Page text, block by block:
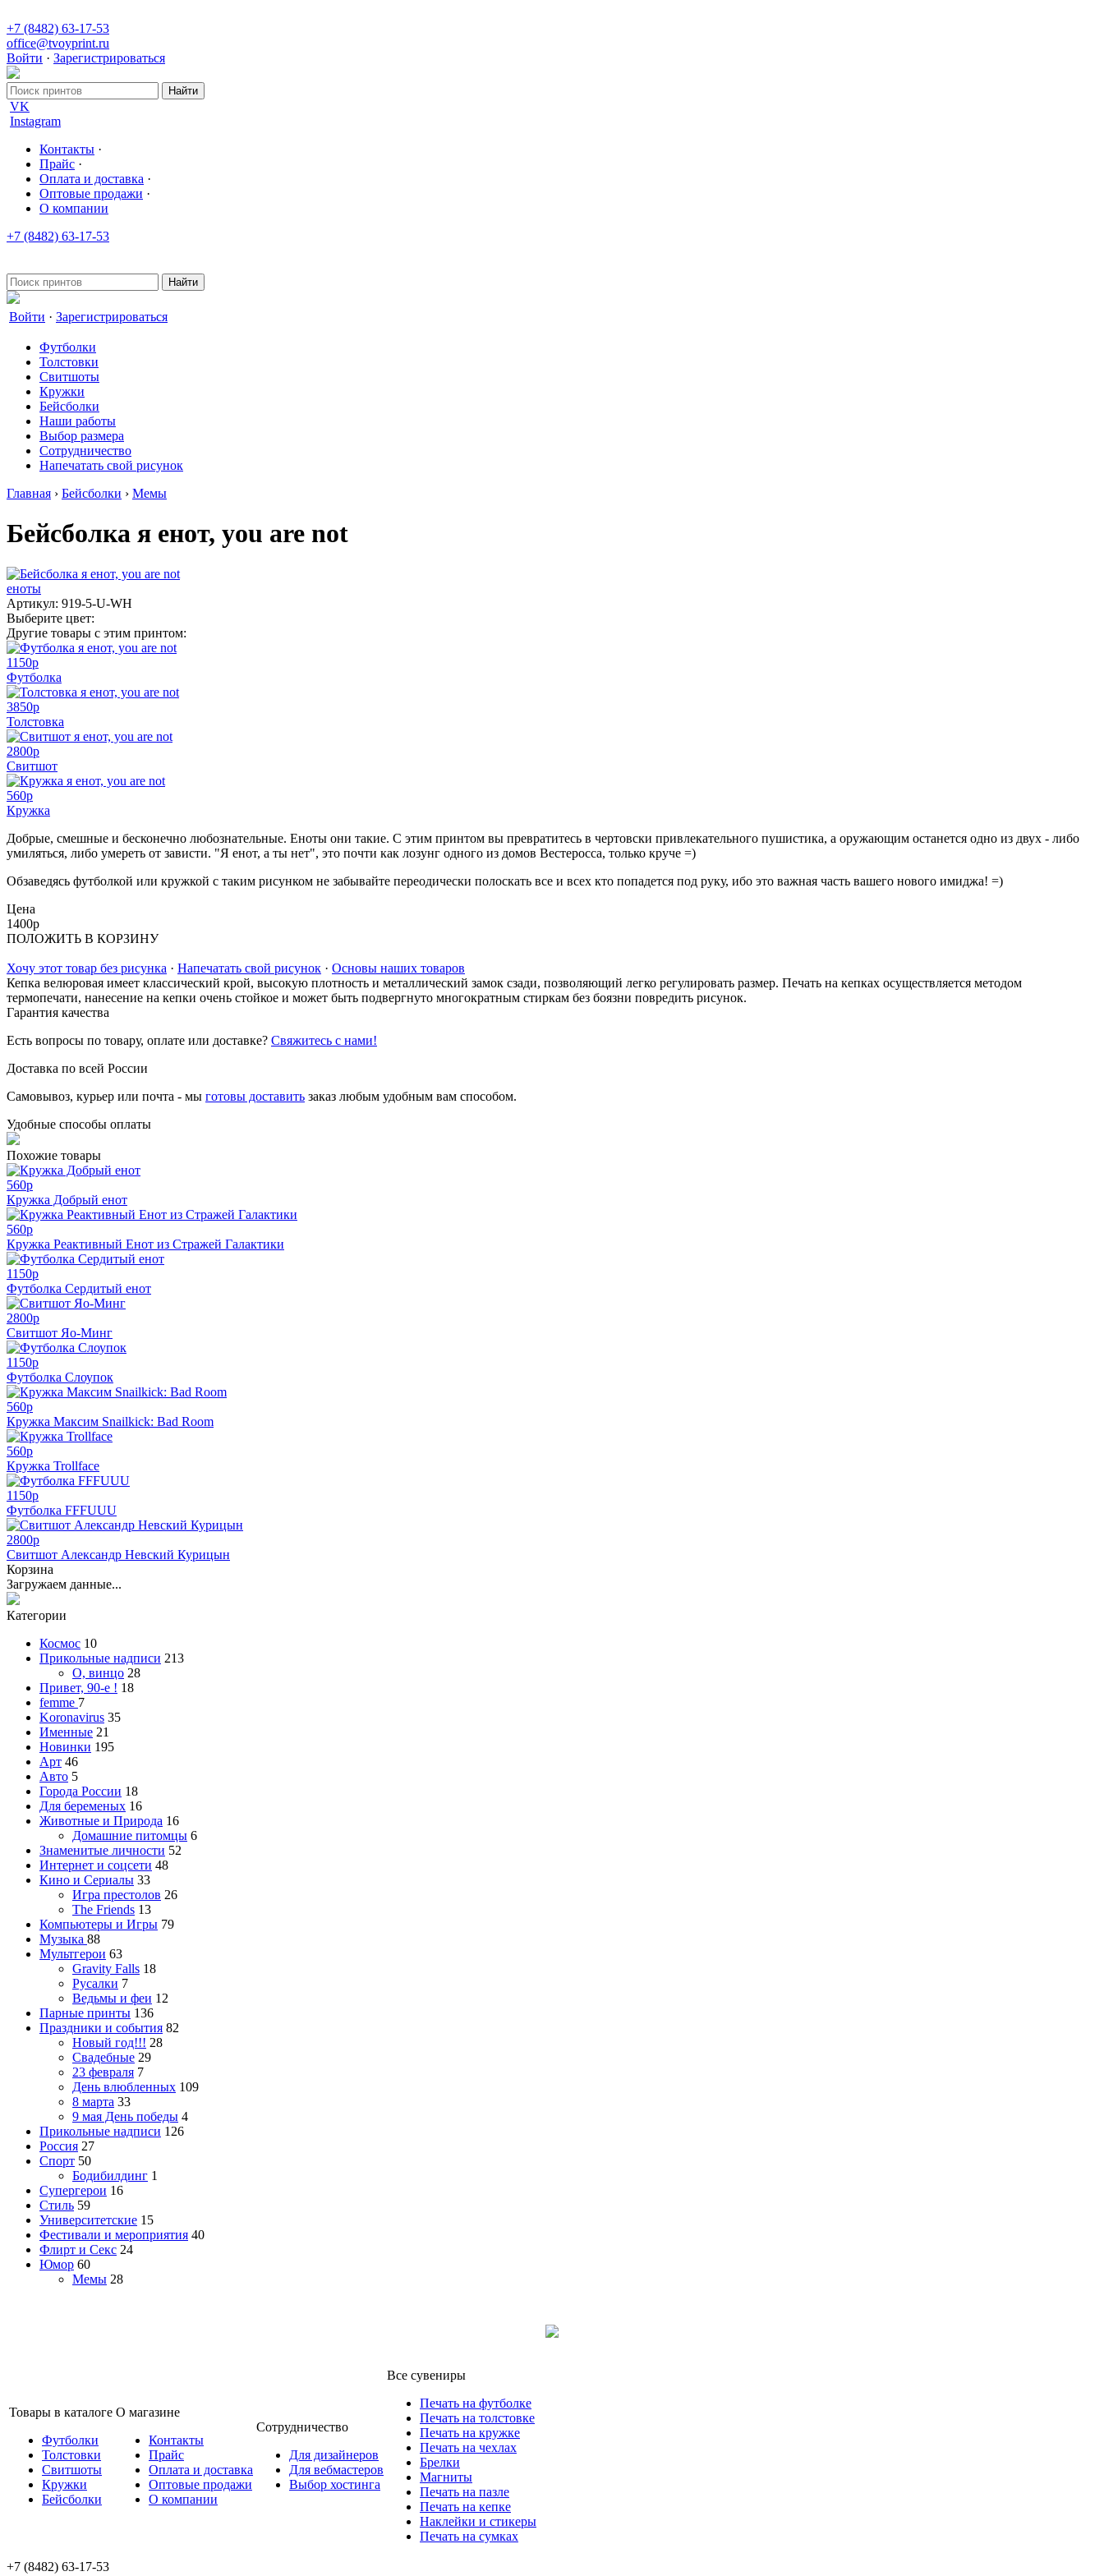
+7 (8482) 63-17-53
office@tvoyprint.ru
Войти · Зарегистрироваться
VK
Instagram
Контакты ·
Прайс ·
Оплата и доставка ·
Оптовые продажи ·
О компании
+7 (8482) 63-17-53
Войти · Зарегистрироваться
Футболки
Толстовки
Свитшоты
Кружки
Бейсболки
Наши работы
Выбор размера
Сотрудничество
Напечатать свой рисунок
Главная › Бейсболки › Мемы
Бейсболка я енот, you are not
еноты
Артикул: 919-5-U-WH
Выберите цвет:
Другие товары с этим принтом:
1150p
Футболка
3850p
Толстовка
2800p
Свитшот
560p
Кружка
Добрые, смешные и бесконечно любознательные. Еноты они такие. С этим принтом вы превратитесь в чертовски привлекательного пушистика, а оружающим останется одно из двух - либо
умиляться, либо умереть от зависти. "Я енот, а ты нет", это почти как лозунг одного из домов Вестеросса, только круче =)
Обзаведясь футболкой или кружкой с таким рисунком не забывайте переодически полоскать все и всех кто попадется под руку, ибо это важная часть вашего нового имиджа! =)
Цена
1400p
ПОЛОЖИТЬ В КОРЗИНУ
Хочу этот товар без рисунка · Напечатать свой рисунок · Основы наших товаров
Кепка велюровая имеет классический крой, высокую плотность и металлический замок сзади, позволяющий легко регулировать размер. Печать на кепках осуществляется методом
термопечати, нанесение на кепки очень стойкое и может быть подвергнуто многократным стиркам без боязни повредить рисунок.
Гарантия качества
Есть вопросы по товару, оплате или доставке? Свяжитесь с нами!
Доставка по всей России
Самовывоз, курьер или почта - мы готовы доставить заказ любым удобным вам способом.
Удобные способы оплаты
Похожие товары
560p
Кружка Добрый енот
560p
Кружка Реактивный Енот из Стражей Галактики
1150p
Футболка Сердитый енот
2800p
Свитшот Яо-Минг
1150p
Футболка Слоупок
560p
Кружка Максим Snailkick: Bad Room
560p
Кружка Trollface
1150p
Футболка FFFUUU
2800p
Свитшот Александр Невский Курицын
Корзина
Загружаем данные...
Категории
Космос 10
Прикольные надписи 213
О, винцо 28
Привет, 90-е ! 18
femme 7
Koronavirus 35
Именные 21
Новинки 195
Арт 46
Авто 5
Города России 18
Для беременых 16
Животные и Природа 16
Домашние питомцы 6
Знаменитые личности 52
Интернет и соцсети 48
Кино и Сериалы 33
Игра престолов 26
The Friends 13
Компьютеры и Игры 79
Музыка 88
Мультгерои 63
Gravity Falls 18
Русалки 7
Ведьмы и феи 12
Парные принты 136
Праздники и события 82
Новый год!!! 28
Свадебные 29
23 февраля 7
День влюбленных 109
8 марта 33
9 мая День победы 4
Прикольные надписи 126
Россия 27
Спорт 50
Бодибилдинг 1
Супергерои 16
Стиль 59
Университетские 15
Фестивали и мероприятия 40
Флирт и Секс 24
Юмор 60
Мемы 28
Товары в каталоге
Футболки
Толстовки
Свитшоты
Кружки
Бейсболки
О магазине
Контакты
Прайс
Оплата и доставка
Оптовые продажи
О компании
Сотрудничество
Для дизайнеров
Для вебмастеров
Выбор хостинга
Все сувениры
Печать на футболке
Печать на толстовке
Печать на кружке
Печать на чехлах
Брелки
Магниты
Печать на пазле
Печать на кепке
Наклейки и стикеры
Печать на сумках
+7 (8482) 63-17-53